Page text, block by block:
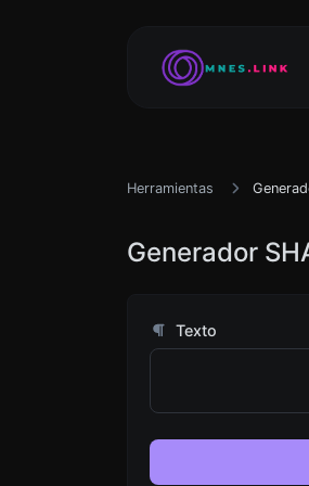
Herramientas
Generador
Texto